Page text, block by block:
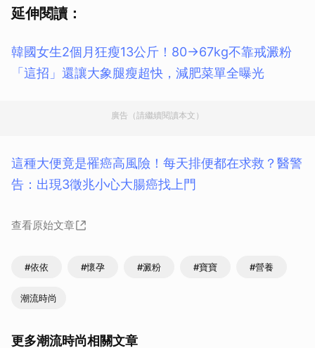
延伸閱讀：
韓國女生2個月狂瘦13公斤！80→67kg不靠戒澱粉
「這招」還讓大象腿瘦超快，減肥菜單全曝光
廣告（請繼續閱讀本文）
這種大便竟是罹癌高風險！每天排便都在求救？醫警
告：出現3徵兆小心大腸癌找上門
查看原始文章
#依依 #懷孕 #澱粉 #寶寶 #營養
潮流時尚
更多潮流時尚相關文章